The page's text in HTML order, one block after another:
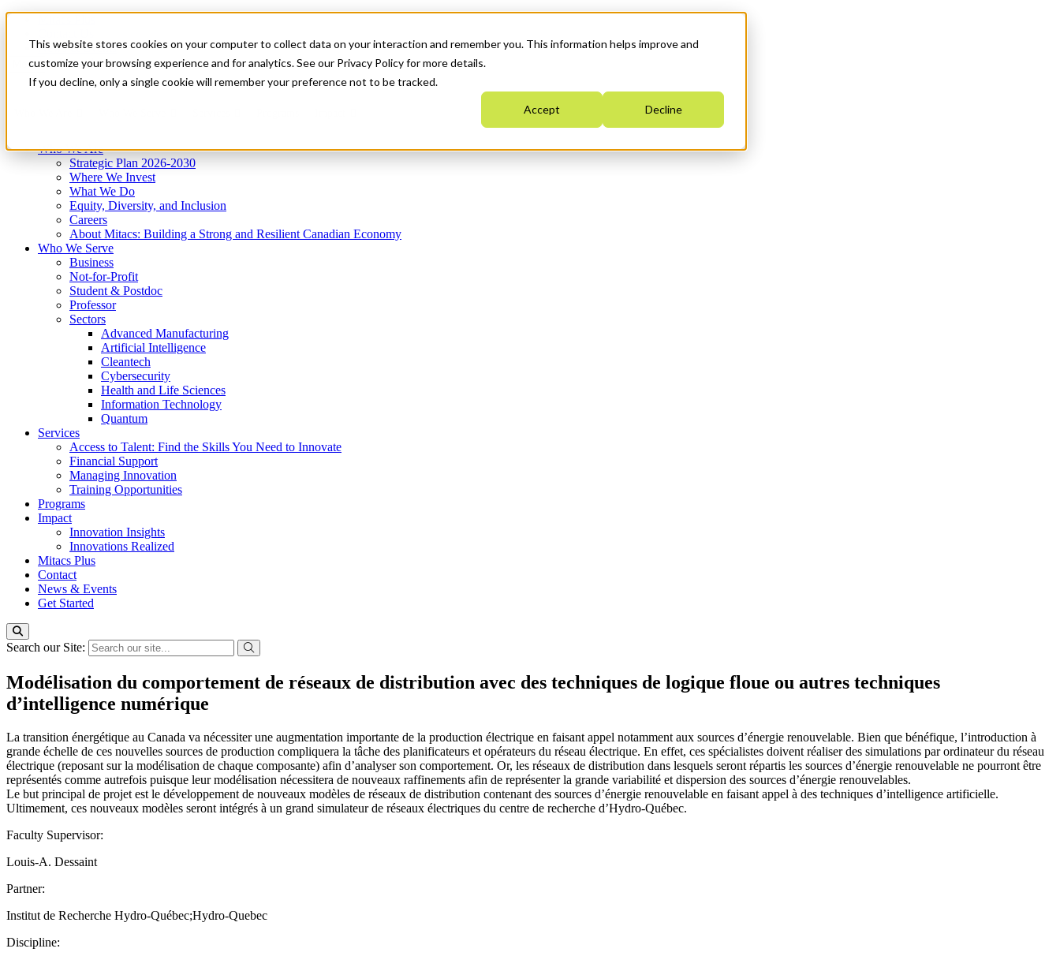
This website stores cookies on your computer to collect data on your interaction and remember you. This information helps improve and
customize your browsing experience and for analytics. See our Privacy Policy for more details.
If you decline, only a single cookie will remember your preference not to be tracked.
Accept Decline
News & Events
Get Started
Menu
Who We Are
Strategic Plan 2026-2030
Where We Invest
What We Do
Equity, Diversity, and Inclusion
Careers
About Mitacs: Building a Strong and Resilient Canadian Economy
Who We Serve
Business
Not-for-Profit
Student & Postdoc
Professor
Sectors
Advanced Manufacturing
Artificial Intelligence
Cleantech
Cybersecurity
Health and Life Sciences
Information Technology
Quantum
Services
Access to Talent: Find the Skills You Need to Innovate
Financial Support
Managing Innovation
Training Opportunities
Programs
Impact
Innovation Insights
Innovations Realized
Mitacs Plus
Contact
News & Events
Get Started
Search our Site:
Modélisation du comportement de réseaux de distribution avec des techniques de logique floue ou autres techniques
d’intelligence numérique
La transition énergétique au Canada va nécessiter une augmentation importante de la production électrique en faisant appel notamment aux sources d’énergie renouvelable. Bien que bénéfique, l’introduction à
grande échelle de ces nouvelles sources de production compliquera la tâche des planificateurs et opérateurs du réseau électrique. En effet, ces spécialistes doivent réaliser des simulations par ordinateur du réseau
électrique (reposant sur la modélisation de chaque composante) afin d’analyser son comportement. Or, les réseaux de distribution dans lesquels seront répartis les sources d’énergie renouvelable ne pourront être
représentés comme autrefois puisque leur modélisation nécessitera de nouveaux raffinements afin de représenter la grande variabilité et dispersion des sources d’énergie renouvelables.
Le but principal de projet est le développement de nouveaux modèles de réseaux de distribution contenant des sources d’énergie renouvelable en faisant appel à des techniques d’intelligence artificielle.
Ultimement, ces nouveaux modèles seront intégrés à un grand simulateur de réseaux électriques du centre de recherche d’Hydro-Québec.
Faculty Supervisor:
Louis-A. Dessaint
Partner:
Institut de Recherche Hydro-Québec;Hydro-Quebec
Discipline: